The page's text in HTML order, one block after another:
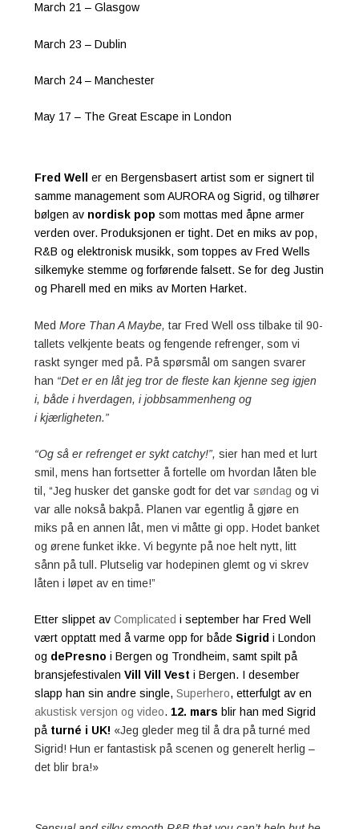
March 21 – Glasgow
March 23 – Dublin
March 24 – Manchester
May 17 – The Great Escape in London
Fred Well
er en Bergensbasert artist som er signert til
samme management som AURORA og Sigrid, og tilhører
bølgen av nordisk pop som mottas med åpne armer
verden over. Produksjonen er tight. Det en miks av pop,
R&B og elektronisk musikk, som toppes av Fred Wells
silkemyke stemme og forførende falsett. Se for deg Justin
og Pharell med en miks av Morten Harket.
Med More Than A Maybe, tar Fred Well oss tilbake til 90-
tallets velkjente beats og fengende refrenger, som vi
raskt synger med på. På spørsmål om sangen svarer
han “Det er en låt jeg tror de fleste kan kjenne seg igjen
i, både i hverdagen, i jobbsammenheng og
i kjærligheten.”
“Og så er refrenget er sykt catchy!”, sier han med et lurt
smil, mens han fortsetter å fortelle om hvordan låten ble
til, “Jeg husker det ganske godt for det var søndag og vi
var alle nokså bakpå. Planen var egentlig å gjøre en
miks på en annen låt, men vi måtte gi opp. Hodet banket
og ørene funket ikke. Vi begynte på noe helt nytt, litt
sånn på tull. Plutselig var hodepinen glemt og vi skrev
låten i løpet av en time!”
Etter slippet av Complicated i september har Fred Well
vært opptatt med å varme opp for både Sigrid i London
og dePresno i Bergen og Trondheim, samt spilt på
bransjefestivalen Vill Vill Vest i Bergen. I desember
slapp han sin andre single, Superhero, etterfulgt av en
akustisk versjon og video. 12. mars blir han med Sigrid
på turné i UK! «Jeg gleder meg til å dra på turné med
Sigrid! Hun er fantastisk på scenen og generelt herlig –
det blir bra!»